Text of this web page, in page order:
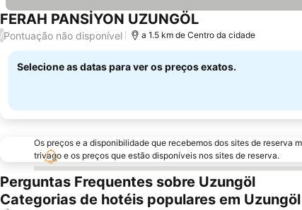
FERAH PANSİYON UZUNGÖL
/Pontuação não disponível a 1.5 km de Centro da cidade
Selecione as datas para ver os preços exatos.
Os preços e a disponibilidade que recebemos dos sites de reserva
trivago e os preços que estão disponíveis nos sites de reserva.
Perguntas Frequentes sobre Uzungöl
Categorias de hotéis populares em Uzungöl